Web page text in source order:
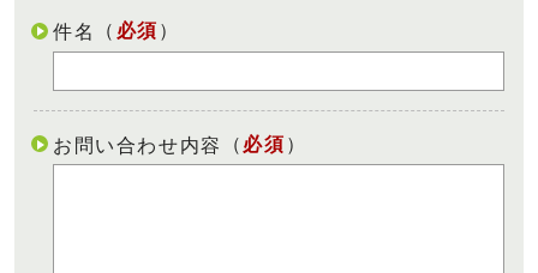
件名 （ 必須 ）
お問い合わせ内容 （ 必須 ）